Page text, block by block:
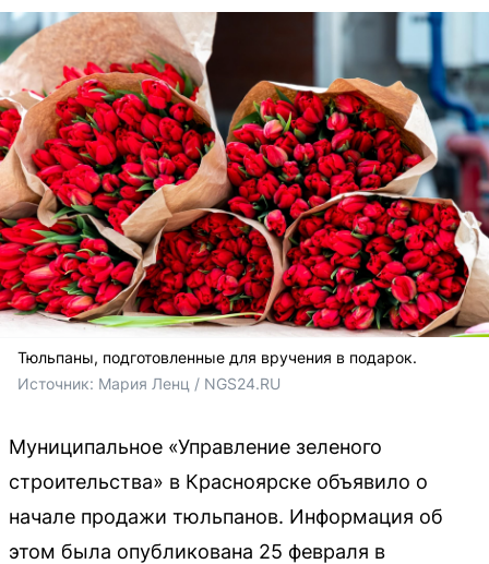
Тюльпаны, подготовленные для вручения в подарок.
Источник: Мария Ленц / NGS24.RU
Муниципальное «Управление зеленого
строительства» в Красноярске объявило о
начале продажи тюльпанов. Информация об
этом была опубликована 25 февраля в